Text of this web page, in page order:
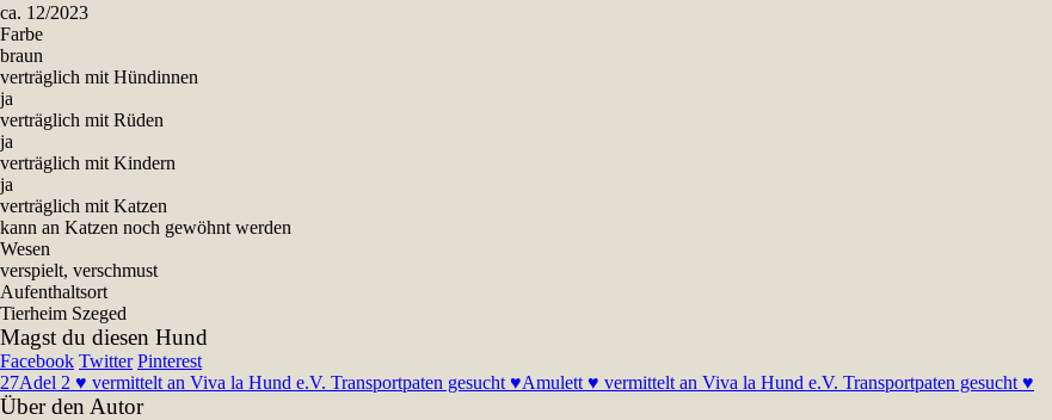
ca. 12/2023
Farbe
braun
verträglich mit Hündinnen
ja
verträglich mit Rüden
ja
verträglich mit Kindern
ja
verträglich mit Katzen
kann an Katzen noch gewöhnt werden
Wesen
verspielt, verschmust
Aufenthaltsort
Tierheim Szeged
Magst du diesen Hund
Facebook Twitter Pinterest
27Adel 2 ♥ vermittelt an Viva la Hund e.V. Transportpaten gesucht ♥Amulett ♥ vermittelt an Viva la Hund e.V. Transportpaten gesucht ♥
Über den Autor